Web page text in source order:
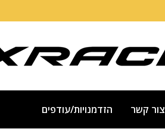
צור קשר הזדמנויות/עודפים